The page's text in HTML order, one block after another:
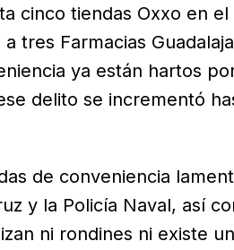
cinco tiendas Oxxo en
tres Farmacias
ya están hartos
delito se incrementó
de conveniencia
y la Policía Naval, así
ni rondines ni existe